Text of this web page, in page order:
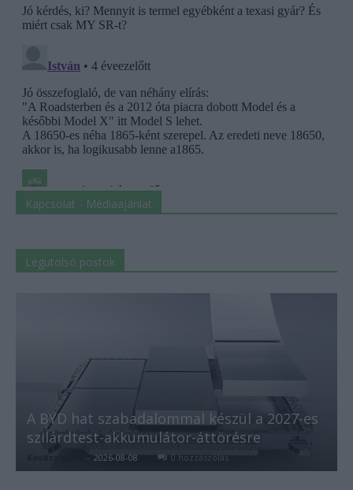
Kapcsolat - Médiaajánlat
Legutolsó postok
A BYD hat szabadalommal készül a 2027-es
szilárdtest-akkumulátor-áttörésre
- 2026-08-08 0 hozzászólás